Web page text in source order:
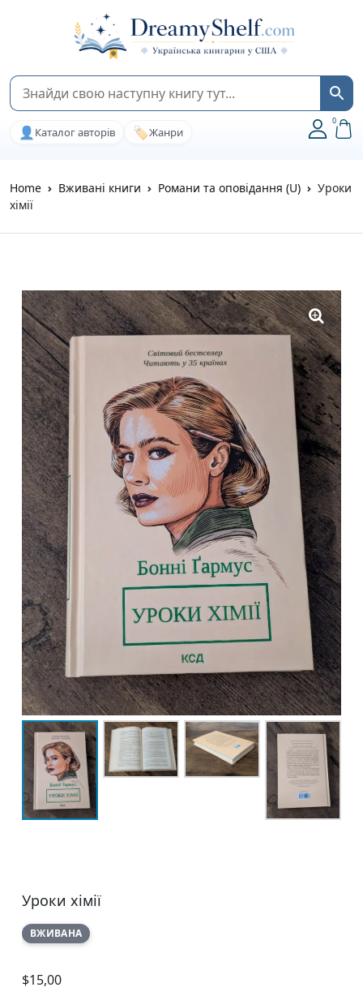
👤 Каталог авторів 🏷️Жанри
0
Home Вживані книги Романи та оповідання (U)
Уроки
хімії
Уроки хімії
ВЖИВАНА
$15,00